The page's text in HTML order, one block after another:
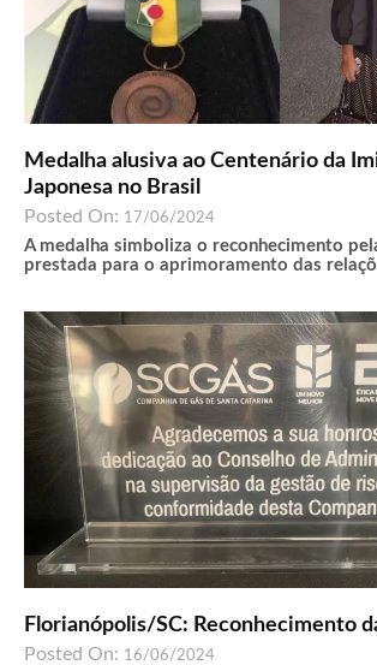
Medalha alusiva ao Centenário da
Japonesa no Brasil
Posted On: 17/06/2024
A medalha simboliza o reconhecimento
prestada para o aprimoramento das
Florianópolis/SC: Reconhecimento
Posted On: 16/06/2024